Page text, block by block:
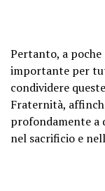
Pertanto, a
importante per
condividere
Fraternità,
profondamente a
nel sacrificio e